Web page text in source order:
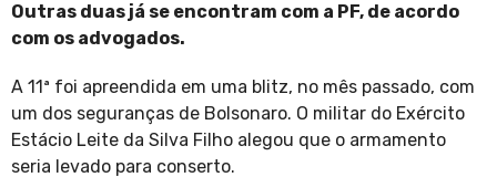
Outras duas já se encontram com a PF, de acordo
com os advogados.
A 11ª foi apreendida em uma blitz, no mês passado, com
um dos seguranças de Bolsonaro. O militar do Exército
Estácio Leite da Silva Filho alegou que o armamento
seria levado para conserto.